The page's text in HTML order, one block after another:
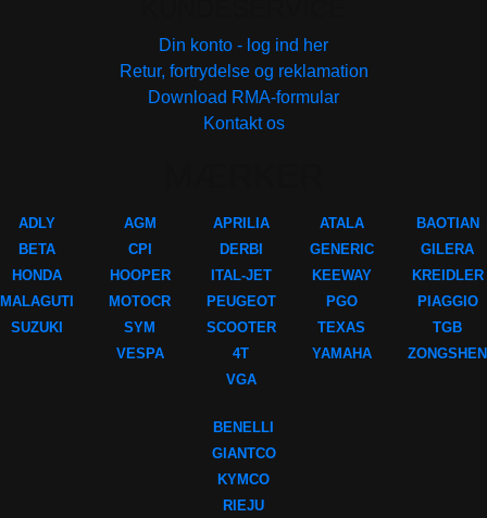
Din konto - log ind her
Retur, fortrydelse og reklamation
Download RMA-formular
Kontakt os
ADLY
BETA
HONDA
MALAGUTI
SUZUKI
AGM
CPI
HOOPER
MOTOCR
SYM
VESPA
APRILIA
DERBI
ITAL-JET
PEUGEOT
SCOOTER
4T
VGA
ATALA
GENERIC
KEEWAY
PGO
TEXAS
YAMAHA
BAOTIAN
GILERA
KREIDLER
PIAGGIO
TGB
ZONGSHEN
BENELLI
GIANTCO
KYMCO
RIEJU